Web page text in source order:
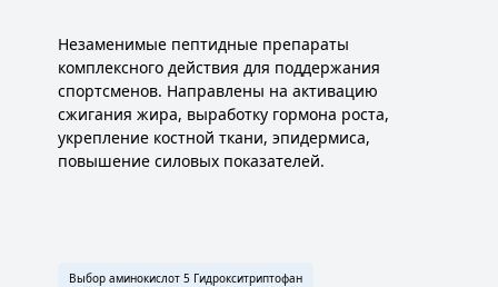
Незаменимые пептидные препараты
комплексного действия для поддержания
спортсменов. Направлены на активацию
сжигания жира, выработку гормона роста,
укрепление костной ткани, эпидермиса,
повышение силовых показателей.
Выбор аминокислот 5 Гидрокситриптофан